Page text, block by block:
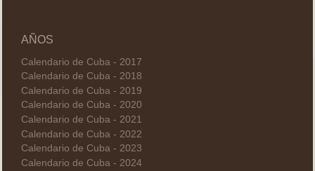
AÑOS
Calendario de Cuba - 2017
Calendario de Cuba - 2018
Calendario de Cuba - 2019
Calendario de Cuba - 2020
Calendario de Cuba - 2021
Calendario de Cuba - 2022
Calendario de Cuba - 2023
Calendario de Cuba - 2024